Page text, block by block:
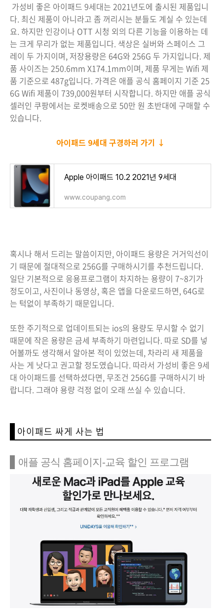
가성비 좋은 아이패드 9세대는 2021년도에 출시된 제품입니
다. 최신 제품이 아니라고 좀 꺼리시는 분들도 계실 수 있는데
요. 하지만 인강이나 OTT 시청 외의 다른 기능을 이용하는 데
는 크게 무리가 없는 제품입니다. 색상은 실버와 스페이스 그
레이 두 가지이며, 저장용량은 64G와 256G 두 가지입니다. 제
품 사이즈는 250.6mm X174.1mm이며, 제품 무게는 Wifi 제
품 기준으로 487g입니다. 가격은 애플 공식 홈페이지 기준 25
6G Wifi 제품이 739,000원부터 시작합니다. 하지만 애플 공식
셀러인 쿠팡에서는 로켓배송으로 50만 원 초반대에 구매할 수
있습니다.
아이패드 9세대 구경하러 가기 ↓
Apple 아이패드 10.2 2021년 9세대
www.coupang.com
혹시나 해서 드리는 말씀이지만, 아이패드 용량은 거거익선이
기 때문에 절대적으로 256G를 구매하시기를 추천드립니다.
일단 기본적으로 응용프로그램이 차지하는 용량이 7~8기가
정도이고, 사진이나 동영상, 혹은 앱을 다운로드하면, 64G로
는 턱없이 부족하기 때문입니다.
또한 주기적으로 업데이트되는 ios의 용량도 무시할 수 없기
때문에 작은 용량은 금세 부족하기 마련입니다. 따로 SD를 넣
어볼까도 생각해서 알아본 적이 있었는데, 차라리 새 제품을
사는 게 낫다고 권고할 정도였습니다. 따라서 가성비 좋은 9세
대 아이패드를 선택하셨다면, 무조건 256G를 구매하시기 바
랍니다. 그래야 용량 걱정 없이 오래 쓰실 수 있습니다.
아이패드 싸게 사는 법
애플 공식 홈페이지-교육 할인 프로그램